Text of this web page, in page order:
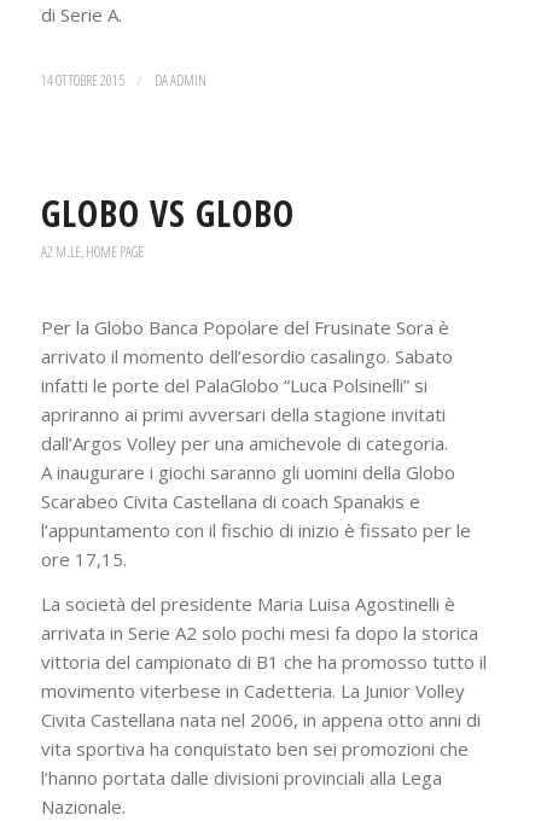
di Serie A.
14 OTTOBRE 2015 / DAADMIN
GLOBO VS GLOBO
A2 M.LE,HOME PAGE
Per la Globo Banca Popolare del Frusinate Sora è
arrivato il momento dell’esordio casalingo. Sabato
infatti le porte del PalaGlobo “Luca Polsinelli” si
apriranno ai primi avversari della stagione invitati
dall’Argos Volley per una amichevole di categoria.
A inaugurare i giochi saranno gli uomini della Globo
Scarabeo Civita Castellana di coach Spanakis e
l’appuntamento con il fischio di inizio è fissato per le
ore 17,15.
La società del presidente Maria Luisa Agostinelli è
arrivata in Serie A2 solo pochi mesi fa dopo la storica
vittoria del campionato di B1 che ha promosso tutto il
movimento viterbese in Cadetteria. La Junior Volley
Civita Castellana nata nel 2006, in appena otto anni di
vita sportiva ha conquistato ben sei promozioni che
l’hanno portata dalle divisioni provinciali alla Lega
Nazionale.